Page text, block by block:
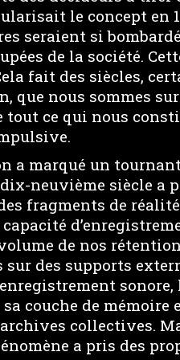
le concept en
seraient si
de la société.
fait des siècles,
que nous sommes
tout ce qui nous
a marqué un
neuvième siècle a
fragments de
de nos
sur des supports
couche de mémoire
collectives.
a pris des